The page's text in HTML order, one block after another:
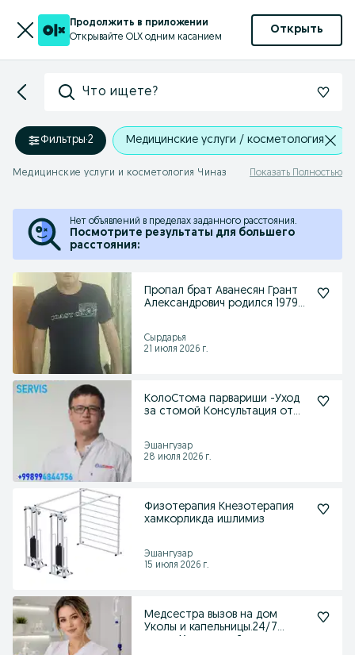
Продолжить в приложении
Открывайте OLX одним касанием
Открыть
Что ищете?
Фильтры·2 Медицинские услуги / косметология
Медицинские услуги и косметология Чиназ Показать Полностью
Нет объявлений в пределах заданного расстояния.
Посмотрите результаты для большего
расстояния:
Пропал брат Аванесян Грант
Александрович родился 1979
Сырдарья
21 июля 2026 г.
КолоСтома парвариши -Уход
за стомой Консультация от
Эшангузар
28 июля 2026 г.
Физотерапия Кнезотерапия
хамкорликда ишлимиз
Эшангузар
15 июля 2026 г.
Медсестра вызов на дом
Уколы и капельницы.24/7